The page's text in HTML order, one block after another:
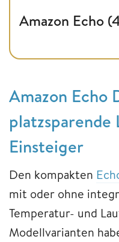
Amazon Echo
Amazon Echo
platzsparende
Einsteiger
Den kompakten
mit oder ohne
Temperatur- und
Modellvarianten